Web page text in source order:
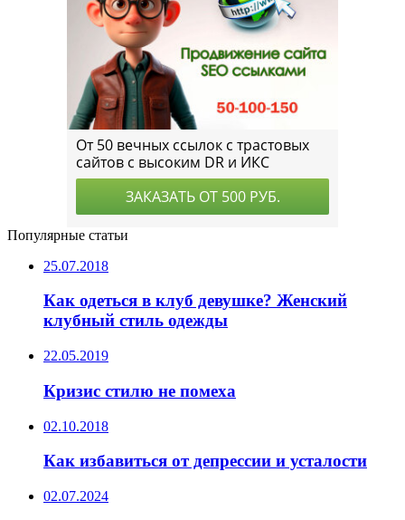
Популярные статьи
25.07.2018
Как одеться в клуб девушке? Женский
клубный стиль одежды
22.05.2019
Кризис стилю не помеха
02.10.2018
Как избавиться от депрессии и усталости
02.07.2024